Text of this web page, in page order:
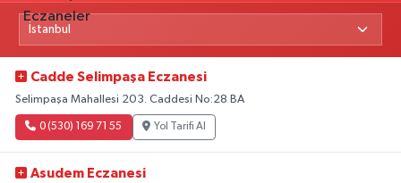
Cadde Selimpaşa Eczanesi
Selimpaşa Mahallesi 203. Caddesi No:28 BA
0 (530) 169 71 55 Yol Tarifi Al
Asudem Eczanesi